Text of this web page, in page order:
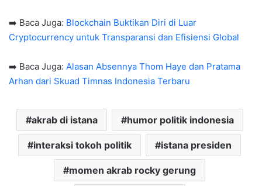
➡️ Baca Juga: ⁠Blockchain Buktikan Diri di Luar
Cryptocurrency untuk Transparansi dan Efisiensi Global
➡️ Baca Juga: Alasan Absennya Thom Haye dan Pratama
Arhan dari Skuad Timnas Indonesia Terbaru
akrab di istana humor politik indonesia
interaksi tokoh politik istana presiden
momen akrab rocky gerung